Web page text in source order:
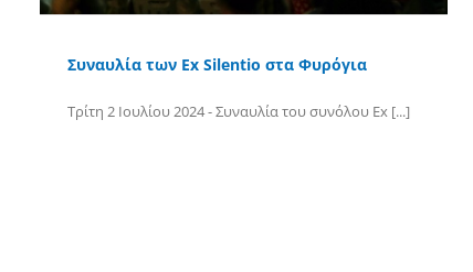
Συναυλία των Ex Silentio στα Φυρόγια
Τρίτη 2 Ιουλίου 2024 - Συναυλία τoυ συνόλου Ex [...]